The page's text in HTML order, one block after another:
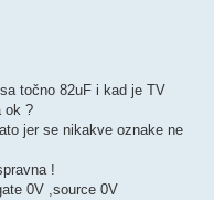
točno 82uF i kad je TV
ok ?
jer se nikakve oznake ne
!
0V ,source 0V